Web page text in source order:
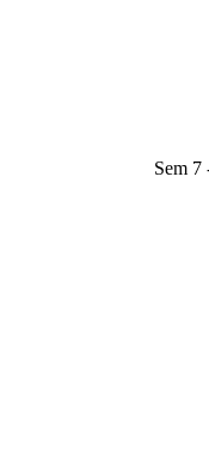
Sem 7